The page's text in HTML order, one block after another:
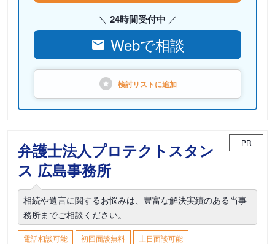
24時間受付中
Webで相談
検討リストに追加
弁護士法人プロテクトスタン
ス 広島事務所
PR
相続や遺言に関するお悩みは、豊富な解決実績のある当事
務所までご相談ください。
電話相談可能 初回面談無料
土日面談可能